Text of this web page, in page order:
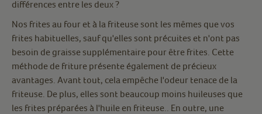
différences entre les deux ?
Nos frites au four et à la friteuse sont les mêmes que vos
frites habituelles, sauf qu'elles sont précuites et n'ont pas
besoin de graisse supplémentaire pour être frites. Cette
méthode de friture présente également de précieux
avantages. Avant tout, cela empêche l'odeur tenace de la
friteuse. De plus, elles sont beaucoup moins huileuses que
les frites préparées à l'huile en friteuse.. En outre, une